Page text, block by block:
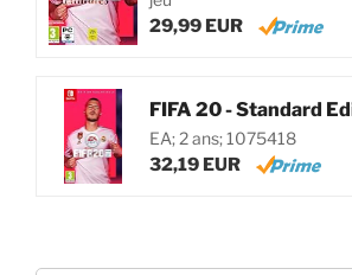
29,99 EUR
FIFA 20 - Standard
EA; 2 ans; 1075418
32,19 EUR